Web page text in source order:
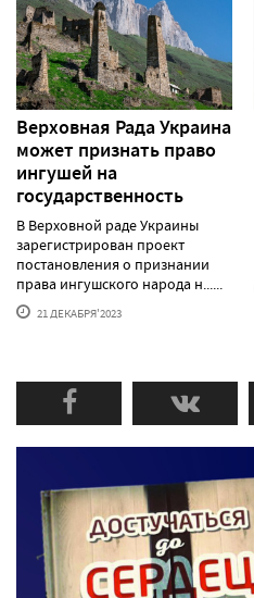
Верховная Рада Украина
может признать право
ингушей на
государственность
В Верховной раде Украины
зарегистрирован проект
постановления о признании
права ингушского народа н......
21 ДЕКАБРЯ'2023